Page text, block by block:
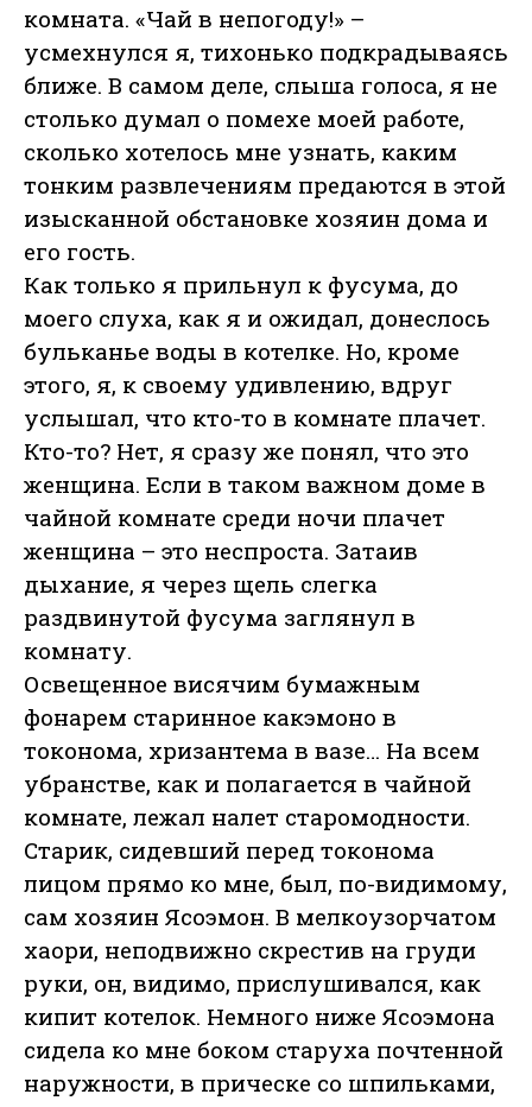
комната. «Чай в непогоду!» –
усмехнулся я, тихонько подкрадываясь
ближе. В самом деле, слыша голоса, я не
столько думал о помехе моей работе,
сколько хотелось мне узнать, каким
тонким развлечениям предаются в этой
изысканной обстановке хозяин дома и
его гость.
Как только я прильнул к фусума, до
моего слуха, как я и ожидал, донеслось
бульканье воды в котелке. Но, кроме
этого, я, к своему удивлению, вдруг
услышал, что кто-то в комнате плачет.
Кто-то? Нет, я сразу же понял, что это
женщина. Если в таком важном доме в
чайной комнате среди ночи плачет
женщина – это неспроста. Затаив
дыхание, я через щель слегка
раздвинутой фусума заглянул в
комнату.
Освещенное висячим бумажным
фонарем старинное какэмоно в
токонома, хризантема в вазе… На всем
убранстве, как и полагается в чайной
комнате, лежал налет старомодности.
Старик, сидевший перед токонома
лицом прямо ко мне, был, по-видимому,
сам хозяин Ясоэмон. В мелкоузорчатом
хаори, неподвижно скрестив на груди
руки, он, видимо, прислушивался, как
кипит котелок. Немного ниже Ясоэмона
сидела ко мне боком старуха почтенной
наружности, в прическе со шпильками,